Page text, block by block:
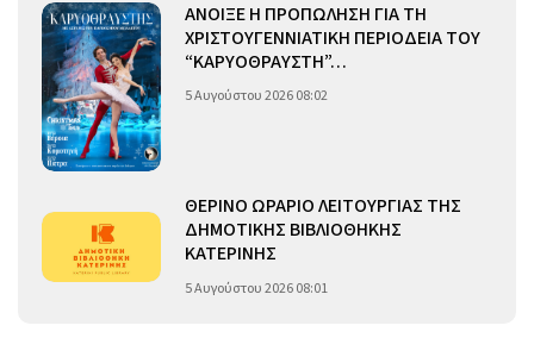
ΑΝΟΙΞΕ Η ΠΡΟΠΩΛΗΣΗ ΓΙΑ ΤΗ
ΧΡΙΣΤΟΥΓΕΝΝΙΑΤΙΚΗ ΠΕΡΙΟΔΕΙΑ ΤΟΥ
“ΚΑΡΥΟΘΡΑΥΣΤΗ”…
5 Αυγούστου 2026 08:02
ΘΕΡΙΝΟ ΩΡΑΡΙΟ ΛΕΙΤΟΥΡΓΙΑΣ ΤΗΣ
ΔΗΜΟΤΙΚΗΣ ΒΙΒΛΙΟΘΗΚΗΣ
ΚΑΤΕΡΙΝΗΣ
5 Αυγούστου 2026 08:01